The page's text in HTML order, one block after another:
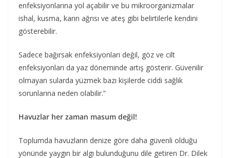
enfeksiyonlarına yol açabilir ve bu mikroorganizmalar
ishal, kusma, karın ağrısı ve ateş gibi belirtilerle kendini
gösterebilir.
Sadece bağırsak enfeksiyonları değil, göz ve cilt
enfeksiyonları da yaz döneminde artış gösterir. Güvenilir
olmayan sularda yüzmek bazı kişilerde ciddi sağlık
sorunlarına neden olabilir.”
Havuzlar her zaman masum değil!
Toplumda havuzların denize göre daha güvenli olduğu
yönünde yaygın bir algı bulunduğunu dile getiren Dr. Dilek